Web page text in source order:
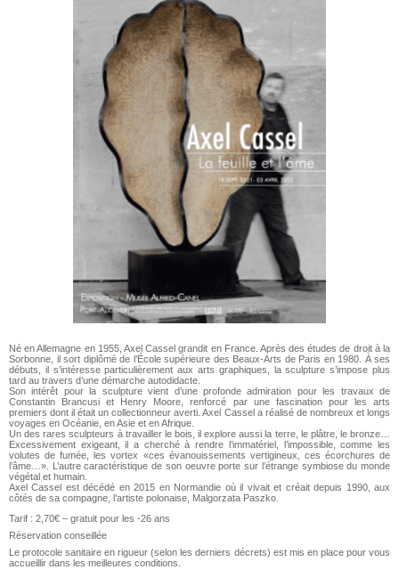
Né en Allemagne en 1955, Axel Cassel grandit en France. Après des études de droit à la
Sorbonne, il sort diplômé de l’École supérieure des Beaux-Arts de Paris en 1980. À ses
débuts, il s’intéresse particulièrement aux arts graphiques, la sculpture s’impose plus
tard au travers d’une démarche autodidacte.
Son intérêt pour la sculpture vient d’une profonde admiration pour les travaux de
Constantin Brancusi et Henry Moore, renforcé par une fascination pour les arts
premiers dont il était un collectionneur averti. Axel Cassel a réalisé de nombreux et longs
voyages en Océanie, en Asie et en Afrique.
Un des rares sculpteurs à travailler le bois, il explore aussi la terre, le plâtre, le bronze…
Excessivement exigeant, il a cherché à rendre l’immatériel, l’impossible, comme les
volutes de fumée, les vortex «ces évanouissements vertigineux, ces écorchures de
l’âme…». L’autre caractéristique de son oeuvre porte sur l’étrange symbiose du monde
végétal et humain.
Axel Cassel est décédé en 2015 en Normandie où il vivait et créait depuis 1990, aux
côtés de sa compagne, l’artiste polonaise, Malgorzata Paszko.
Tarif : 2,70€ – gratuit pour les -26 ans
Réservation conseillée
Le protocole sanitaire en rigueur (selon les derniers décrets) est mis en place pour vous
accueillir dans les meilleures conditions.